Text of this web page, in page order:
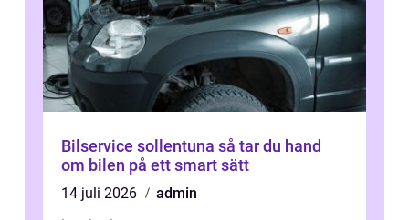
Bilservice sollentuna så tar du hand
om bilen på ett smart sätt
14 juli 2026
admin